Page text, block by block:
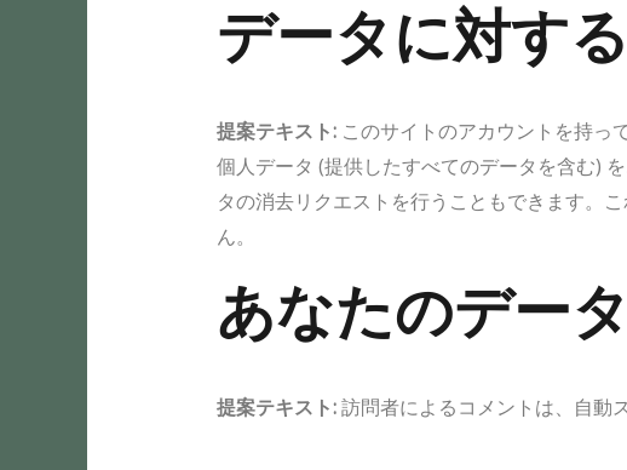
データに対す
提案テキスト: このサイトのアカウントを持っ
個人データ (提供したすべてのデータを含む)
タの消去リクエストを行うこともできます。
ん。
あなたのデー
提案テキスト:訪問者によるコメントは、自動